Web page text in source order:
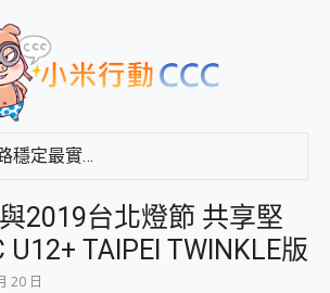
出門在外網路穩定最實在 「台灣大哥大」榮獲 4G/5G 在線率全球 NO.3 全台第一與全台六冠王實測心得，走到哪順到哪！
CP 值天花板~ Bongcom BS5 足球君開箱~ 短焦投影機 3千元就能擁有！ 折扣碼在這～
專為 PC上的 XBOX和掌機設計的 FireCuda X1070 SSD 固態硬碟開箱 評測
2019台北燈節 共享堅
U12+ TAIPEI TWINKLE版
20 日